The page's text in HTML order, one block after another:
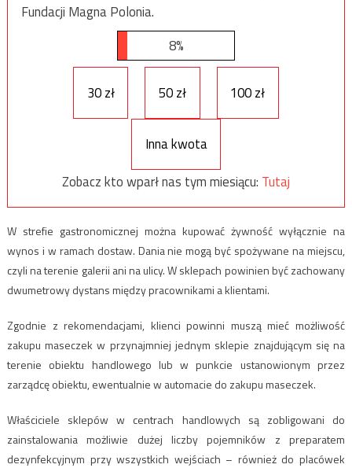
Fundacji Magna Polonia.
8%
30 zł 50 zł 100 zł
Inna kwota
Zobacz kto wparł nas tym miesiącu: Tutaj
W strefie gastronomicznej można kupować żywność wyłącznie na
wynos i w ramach dostaw. Dania nie mogą być spożywane na miejscu,
czyli na terenie galerii ani na ulicy. W sklepach powinien być zachowany
dwumetrowy dystans między pracownikami a klientami.
Zgodnie z rekomendacjami, klienci powinni muszą mieć możliwość
zakupu maseczek w przynajmniej jednym sklepie znajdującym się na
terenie obiektu handlowego lub w punkcie ustanowionym przez
zarządcę obiektu, ewentualnie w automacie do zakupu maseczek.
Właściciele sklepów w centrach handlowych są zobligowani do
zainstalowania możliwie dużej liczby pojemników z preparatem
dezynfekcyjnym przy wszystkich wejściach – również do placówek